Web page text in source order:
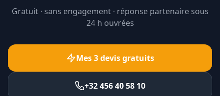
Gratuit · sans engagement · réponse partenaire sous
24 h ouvrées
Mes 3 devis gratuits
+32 456 40 58 10